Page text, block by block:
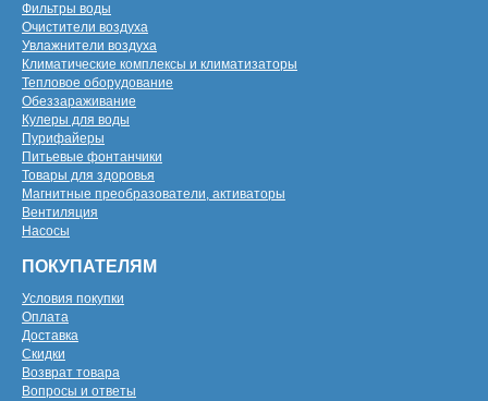
Фильтры воды
Очистители воздуха
Увлажнители воздуха
Климатические комплексы и климатизаторы
Тепловое оборудование
Обеззараживание
Кулеры для воды
Пурифайеры
Питьевые фонтанчики
Товары для здоровья
Магнитные преобразователи, активаторы
Вентиляция
Насосы
ПОКУПАТЕЛЯМ
Условия покупки
Оплата
Доставка
Скидки
Возврат товара
Вопросы и ответы